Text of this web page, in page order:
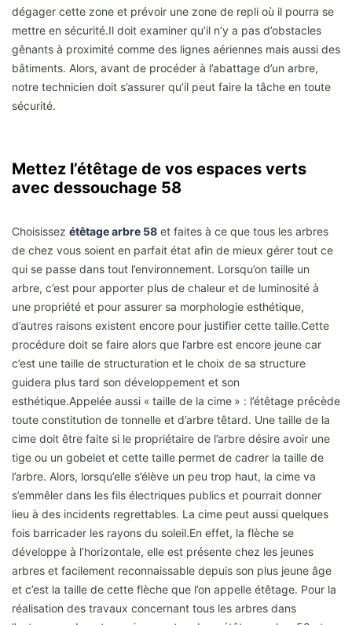
dégager cette zone et prévoir une zone de repli où il pourra se
mettre en sécurité.Il doit examiner qu’il n’y a pas d’obstacles
gênants à proximité comme des lignes aériennes mais aussi des
bâtiments. Alors, avant de procéder à l’abattage d’un arbre,
notre technicien doit s’assurer qu’il peut faire la tâche en toute
sécurité.
Mettez l’étêtage de vos espaces verts
avec dessouchage 58
Choisissez étêtage arbre 58 et faites à ce que tous les arbres
de chez vous soient en parfait état afin de mieux gérer tout ce
qui se passe dans tout l’environnement. Lorsqu’on taille un
arbre, c’est pour apporter plus de chaleur et de luminosité à
une propriété et pour assurer sa morphologie esthétique,
d’autres raisons existent encore pour justifier cette taille.Cette
procédure doit se faire alors que l’arbre est encore jeune car
c’est une taille de structuration et le choix de sa structure
guidera plus tard son développement et son
esthétique.Appelée aussi « taille de la cime » : l’étêtage précède
toute constitution de tonnelle et d’arbre têtard. Une taille de la
cime doit être faite si le propriétaire de l’arbre désire avoir une
tige ou un gobelet et cette taille permet de cadrer la taille de
l’arbre. Alors, lorsqu’elle s’élève un peu trop haut, la cime va
s’emmêler dans les fils électriques publics et pourrait donner
lieu à des incidents regrettables. La cime peut aussi quelques
fois barricader les rayons du soleil.En effet, la flèche se
développe à l’horizontale, elle est présente chez les jeunes
arbres et facilement reconnaissable depuis son plus jeune âge
et c’est la taille de cette flèche que l’on appelle étêtage. Pour la
réalisation des travaux concernant tous les arbres dans